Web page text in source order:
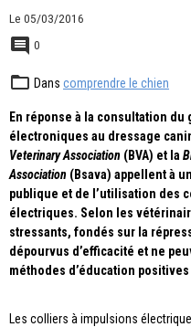
Le 05/03/2016
0
Dans comprendre le chien
En réponse à la consultation
électroniques au dressage
Veterinary Association (BVA) et la
Association (Bsava) appellent à
publique et de l’utilisation des
électriques. Selon les
stressants, fondés sur la
dépourvus d’efficacité et ne
méthodes d’éducation
Les colliers à impulsions